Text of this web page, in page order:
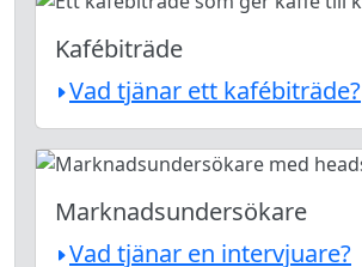
Kafébiträde
Vad tjänar ett kafébiträde?
Marknadsundersökare
Vad tjänar en intervjuare?